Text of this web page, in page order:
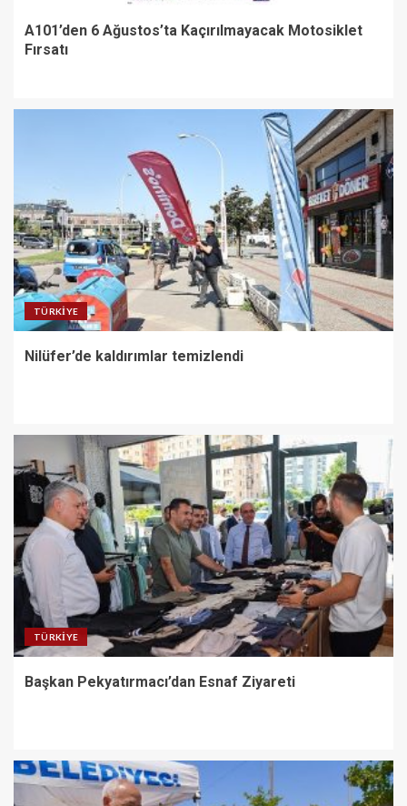
A101’den 6 Ağustos’ta Kaçırılmayacak Motosiklet
Fırsatı
TÜRKIYE
Nilüfer’de kaldırımlar temizlendi
TÜRKIYE
Başkan Pekyatırmacı’dan Esnaf Ziyareti